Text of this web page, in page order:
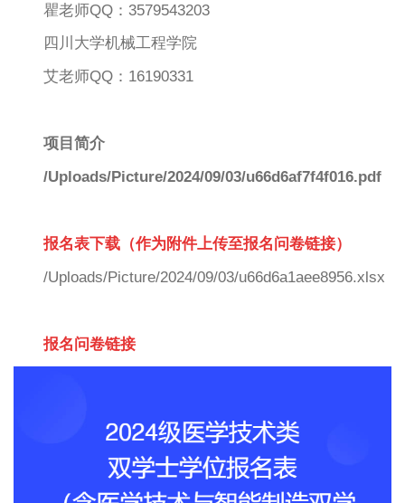
瞿老师QQ：3579543203
四川大学机械工程学院
艾老师QQ：16190331
项目简介
/Uploads/Picture/2024/09/03/u66d6af7f4f016.pdf
报名表下载（作为附件上传至报名问卷链接）
/Uploads/Picture/2024/09/03/u66d6a1aee8956.xlsx
报名问卷链接